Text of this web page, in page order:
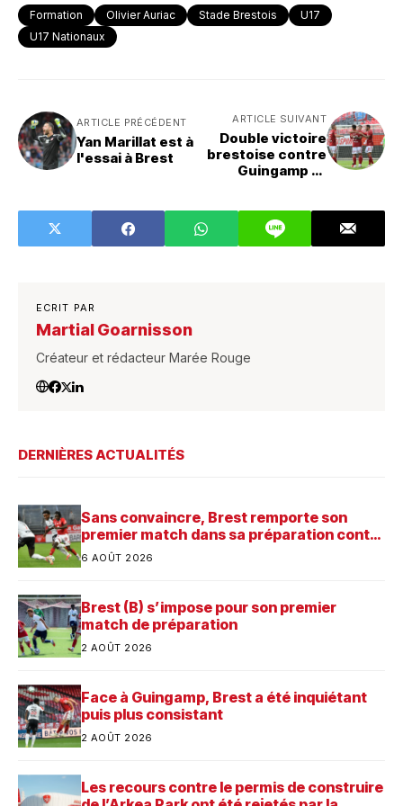
Formation Olivier Auriac Stade Brestois
U17
U17 Nationaux
ARTICLE PRÉCÉDENT
Yan Marillat est à
l'essai à Brest
ARTICLE SUIVANT
Double victoire
brestoise contre
Guingamp et
ECRIT PAR
Martial Goarnisson
Créateur et rédacteur Marée Rouge
DERNIÈRES ACTUALITÉS
Sans convaincre, Brest remporte son
premier match dans sa préparation contre
Saint-Brieuc
6 AOÛT 2026
Brest (B) s’impose pour son premier
match de préparation
2 AOÛT 2026
Face à Guingamp, Brest a été inquiétant
puis plus consistant
2 AOÛT 2026
Les recours contre le permis de construire